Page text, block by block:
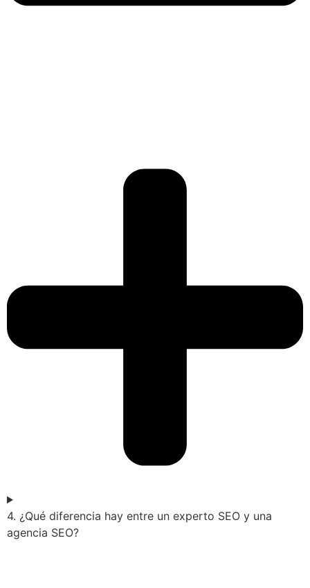
4. ¿Qué diferencia hay entre un experto SEO y una
agencia SEO?